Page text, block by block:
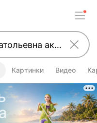
Картинки Видео